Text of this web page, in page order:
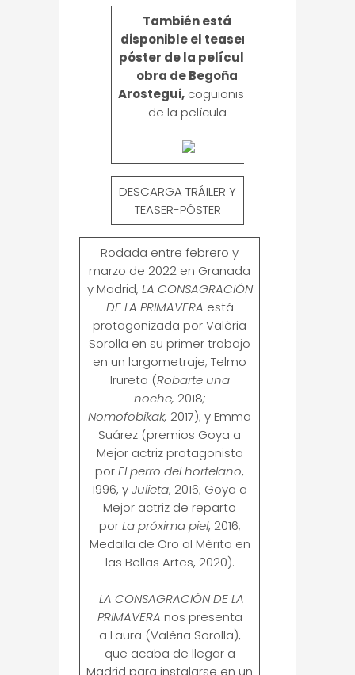
También está
disponible el teaser-
póster de la película,
obra de Begoña
Arostegui,coguionista
de la película
DESCARGA TRÁILER Y
TEASER-PÓSTER
Rodada entre febrero y
marzo de 2022 en Granada
y Madrid, LA CONSAGRACIÓN
DE LA PRIMAVERA está
protagonizada por Valèria
Sorolla en su primer trabajo
en un largometraje; Telmo
Irureta (Robarte una
noche, 2018;
Nomofobikak, 2017); y Emma
Suárez (premios Goya a
Mejor actriz protagonista
porEl perro del hortelano,
1996, yJulieta, 2016; Goya a
Mejor actriz de reparto
porLa próxima piel, 2016;
Medalla de Oro al Mérito en
las Bellas Artes, 2020).
LA CONSAGRACIÓN DE LA
PRIMAVERA nos presenta
a Laura (Valèria Sorolla),
que acaba de llegar a
Madrid para instalarse en un